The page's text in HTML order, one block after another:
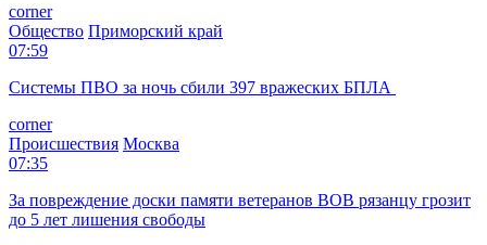
corner
Общество Приморский край
07:59
Системы ПВО за ночь сбили 397 вражеских БПЛА
corner
Происшествия Москва
07:35
За повреждение доски памяти ветеранов ВОВ рязанцу грозит
до 5 лет лишения свободы